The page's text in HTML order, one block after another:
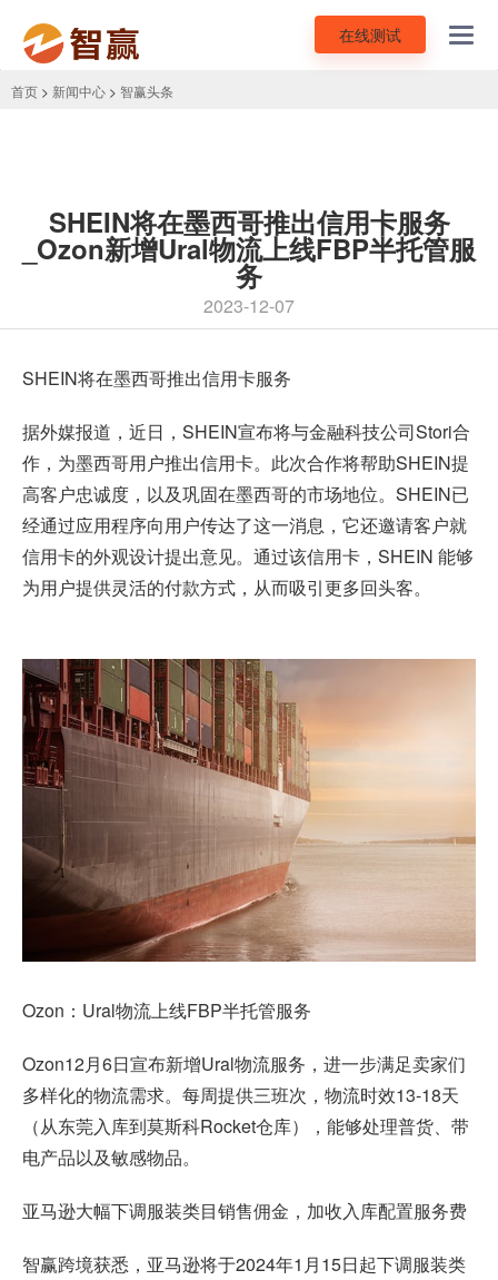
在线测试
首页 > 新闻中心 > 智赢头条
SHEIN将在墨西哥推出信用卡服务
_Ozon新增Ural物流上线FBP半托管服
务
2023-12-07
SHEIN将在墨西哥推出信用卡服务
据外媒报道，近日，SHEIN宣布将与金融科技公司Stori合
作，为墨西哥用户推出信用卡。此次合作将帮助SHEIN提
高客户忠诚度，以及巩固在墨西哥的市场地位。SHEIN已
经通过应用程序向用户传达了这一消息，它还邀请客户就
信用卡的外观设计提出意见。通过该信用卡，SHEIN 能够
为用户提供灵活的付款方式，从而吸引更多回头客。
Ozon ：Ural物流上线FBP半托管服务
Ozon12月6日宣布新增Ural物流服务，进一步满足卖家们
多样化的物流需求。每周提供三班次，物流时效13-18天
（从东莞入库到莫斯科Rocket仓库），能够处理普货、带
电产品以及敏感物品。
亚马逊大幅下调服装类目销售佣金，加收入库配置服务费
智赢跨境获悉，亚马逊将于2024年1月15日起下调服装类